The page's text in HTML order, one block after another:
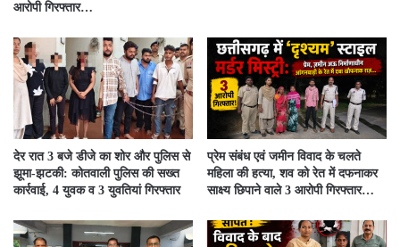
आरोपी गिरफ्तार…
देर रात 3 बजे डीजे का शोर और पुलिस से
झूमा-झटकी: कोतवाली पुलिस की सख्त
कार्रवाई, 4 युवक व 3 युवतियां गिरफ्तार
प्रेम संबंध एवं जमीन विवाद के चलते
महिला की हत्या, शव को रेत में दफनाकर
साक्ष्य छिपाने वाले 3 आरोपी गिरफ्तार…